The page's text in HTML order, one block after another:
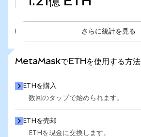
さらに統計を見る
MetaMaskでETHを使用する方法
ETHを購入
数回のタップで始められます。
ETHを売却
ETHを現金に交換します。